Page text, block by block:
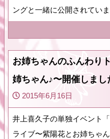
ングと一緒に公開されてい
お姉ちゃんのふんわり
姉ちゃん♪〜開催しまし
2015年6月16日
井上喜久子の単独イベント
ライブ〜紫陽花とお姉ちゃ